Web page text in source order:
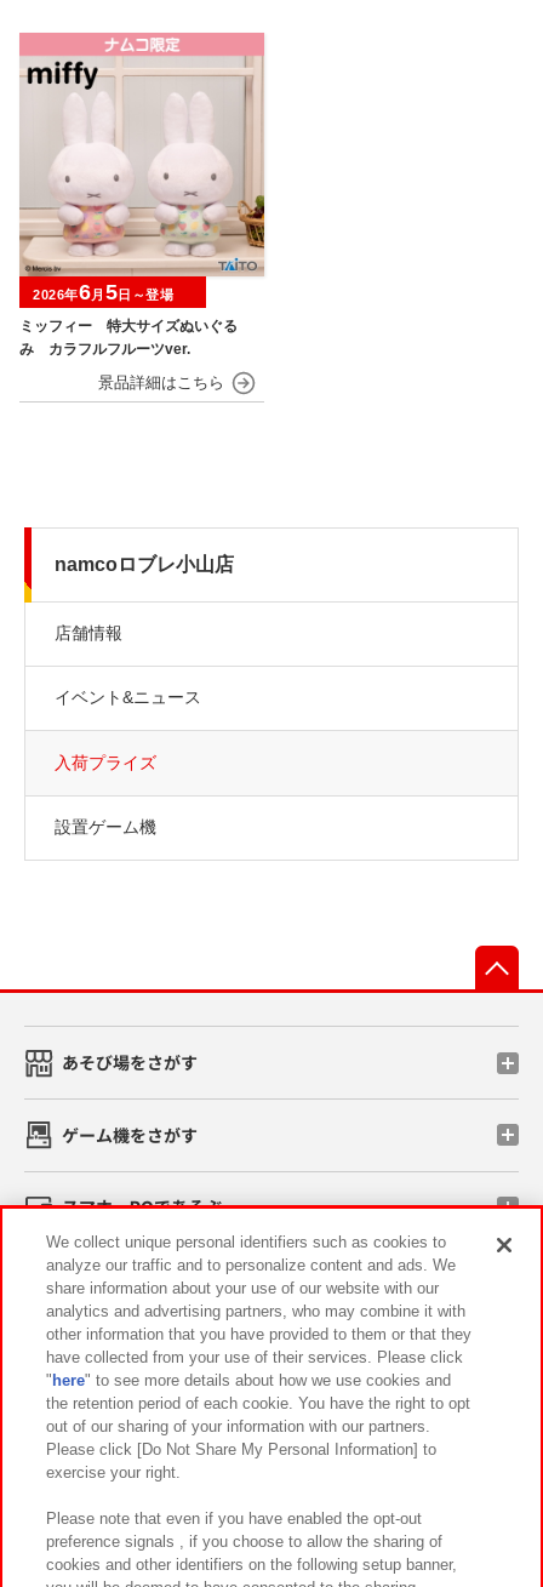
ミッフィー 特大サイズぬいぐる
み カラフルフルーツver.
2026年6月 5日～登場
namcoロブレ小山店
店舗情報
イベント&ニュース
入荷プライズ
設置ゲーム機
あそび場をさがす
ゲーム機をさがす
スマホ・PCであそぶ
イベント・キャンペーン
関連会社 サステナビリティ サイトポリシー
プライバシーポリシー ウェブアクセシビリティ方針と検証結果
お取引先さまとともに
カスタマーハラスメント対応方針 よくあるご質問・お問い合わせ
We collect unique personal identifiers such as cookies to
analyze our traffic and to personalize content and ads. We
share information about your use of our website with our
analytics and advertising partners, who may combine it with
other information that you have provided to them or that they
have collected from your use of their services. Please click
" here" to see more details about how we use cookies and
the retention period of each cookie. You have the right to opt
out of our sharing of your information with our partners.
Please click [Do Not Share My Personal Information] to
exercise your right.
Please note that even if you have enabled the opt-out
preference signals , if you choose to allow the sharing of
cookies and other identifiers on the following setup banner,